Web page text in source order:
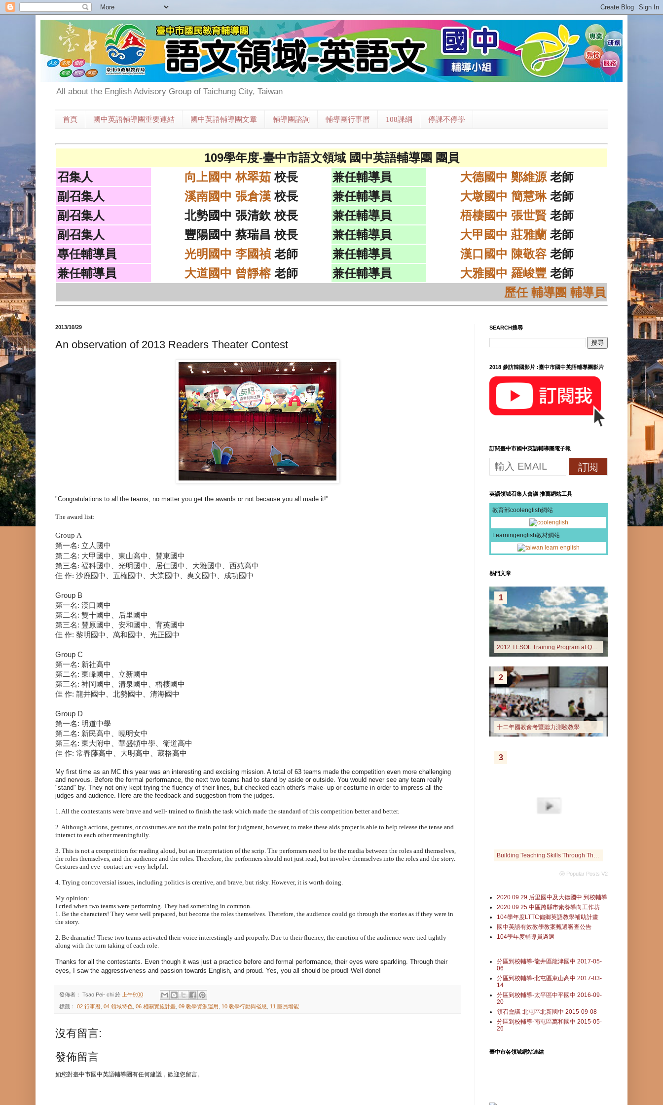
All about the English Advisory Group of Taichung City, Taiwan
首頁 國中英語輔導團重要連結 國中英語輔導團文章 輔導團諮詢 輔導團行事曆 108課綱 停課不停學
109學年度-臺中市語文領域 國中英語輔導團 團員
召集人
向上國中 林翠茹 校長 兼任輔導員 大德國中 鄭維源 老師
副召集人
溪南國中 張倉漢 校長 兼任輔導員 大墩國中 簡慧琳老師
副召集人
北勢國中 張清欽 校長 兼任輔導員 梧棲國中 張世賢老師
副召集人
豐陽國中 蔡瑞昌 校長 兼任輔導員 大甲國中 莊雅蘭 老師
專任輔導員
光明國中 李國禎 老師 兼任輔導員 漢口國中 陳敬容老師
兼任輔導員
大道國中 曾靜榕老師 兼任輔導員 大雅國中 羅峻豐 老師
歷任 輔導團 輔導員
2013/10/29
An observation of 2013 Readers Theater Contest
"Congratulations to all the teams, no matter you get the awards or not because you all made it!"
The award list:
Group A
第一名: 立人國中
第二名: 大甲國中、東山高中、豐東國中
第三名: 福科國中、光明國中、居仁國中、大雅國中、西苑高中
佳 作: 沙鹿國中、五權國中、大業國中、爽文國中、成功國中
Group B
第一名: 漢口國中
第二名: 雙十國中、后里國中
第三名: 豐原國中、安和國中、育英國中
佳 作: 黎明國中、萬和國中、光正國中
Group C
第一名: 新社高中
第二名: 東峰國中、立新國中
第三名: 神岡國中、清泉國中、梧棲國中
佳 作: 龍井國中、北勢國中、清海國中
Group D
第一名: 明道中學
第二名: 新民高中、曉明女中
第三名: 東大附中、華盛頓中學、衛道高中
佳 作: 常春藤高中、大明高中、葳格高中
My first time as an MC this year was an interesting and excising mission. A total of 63 teams made the competition even more challenging
and nervous. Before the formal performance, the next two teams had to stand by aside or outside. You would never see any team really
"stand" by. They not only kept trying the fluency of their lines, but checked each other's make- up or costume in order to impress all the
judges and audience. Here are the feedback and suggestion from the judges.
1. All the contestants were brave and well- trained to finish the task which made the standard of this competition better and better.
2. Although actions, gestures, or costumes are not the main point for judgment, however, to make these aids proper is able to help release the tense and
interact to each other meaningfully.
3. This is not a competition for reading aloud, but an interpretation of the scrip. The performers need to be the media between the roles and themselves,
the roles themselves, and the audience and the roles. Therefore, the performers should not just read, but involve themselves into the roles and the story.
Gestures and eye- contact are very helpful.
4. Trying controversial issues, including politics is creative, and brave, but risky. However, it is worth doing.
My opinion:
I cried when two teams were performing. They had something in common.
1. Be the characters! They were well prepared, but become the roles themselves. Therefore, the audience could go through the stories as if they were in
the story.
2. Be dramatic! These two teams activated their voice interestingly and properly. Due to their fluency, the emotion of the audience were tied tightly
along with the turn taking of each role.
Thanks for all the contestants. Even though it was just a practice before and formal performance, their eyes were sparkling. Through their
eyes, I saw the aggressiveness and passion towards English, and proud. Yes, you all should be proud! Well done!
發佈者： Tsao Pei- chi 於 上午9:00
標籤： 02.行事曆, 04.領域特色, 06.相關實施計畫, 09.教學資源運用 , 10.教學行動與省思, 11.團員增能
沒有留言:
發佈留言
如您對臺中市國中英語輔導團有任何建議，歡迎您留言。
SEARCH搜尋
2018 參訪韓國影片 :臺中市國中英語輔導團影片
訂閱臺中市國中英語輔導團電子報
英語領域召集人會議 推薦網站工具
教育部coolenglish網站
Learningenglish教材網站
熱門文章
2012 TESOL Training Program at Queensland University of Technology
1
十二年國教會考暨聽力測驗教學
2
Building Teaching Skills Through The Interactive Web
3
ⓦ Popular Posts V2
2020 09 29 后里國中及大德國中 到校輔導
2020 09 25 中區跨縣市素養導向工作坊
104學年度LTTC偏鄉英語教學補助計畫
國中英語有效教學教案甄選審查公告
104學年度輔導員遴選
分區到校輔導-龍井區龍津國中 2017-05-
06
分區到校輔導-北屯區東山高中 2017-03-
14
分區到校輔導-太平區中平國中 2016-09-
20
領召會議-北屯區北新國中 2015-09-08
分區到校輔導-南屯區萬和國中 2015-05-
26
臺中市各領域網站連結